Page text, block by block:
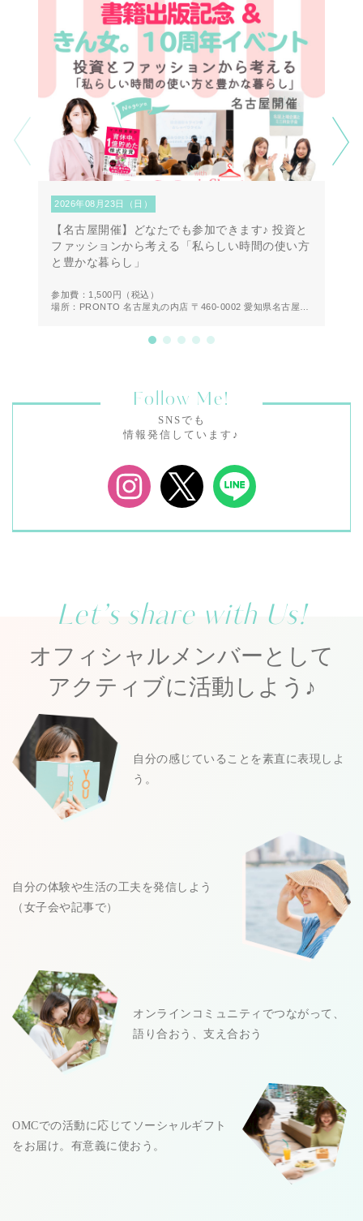
2026年08月23日（日）
【名古屋開催】どなたでも参加できます♪ 投資と
ファッションから考える「私らしい時間の使い方
と豊かな暮らし」
参加費：1,500円 （税込）
場所：PRONTO 名古屋丸の内店 〒460-0002 愛知県名古屋市
Follow Me!
SNSでも
情報発信しています♪
Let’s share with Us!
オフィシャルメンバーとして
アクティブに活動しよう♪
自分の感じていることを素直に表現しよ
う。
自分の体験や生活の工夫を発信しよう
（女子会や記事で）
オンラインコミュニティでつながって、
語り合おう、支え合おう
OMCでの活動に応じてソーシャルギフト
をお届け。有意義に使おう。